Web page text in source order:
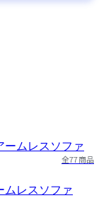
全77商品
ムレスソファ